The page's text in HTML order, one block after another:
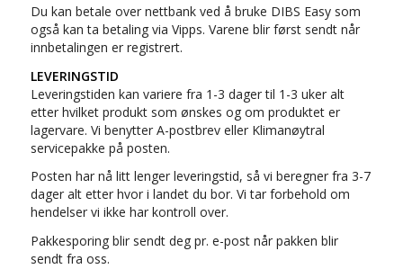
Du kan betale over nettbank ved å bruke DIBS Easy som
også kan ta betaling via Vipps. Varene blir først sendt når
innbetalingen er registrert.
LEVERINGSTID
Leveringstiden kan variere fra 1-3 dager til 1-3 uker alt
etter hvilket produkt som ønskes og om produktet er
lagervare. Vi benytter A-postbrev eller Klimanøytral
servicepakke på posten.
Posten har nå litt lenger leveringstid, så vi beregner fra 3-7
dager alt etter hvor i landet du bor. Vi tar forbehold om
hendelser vi ikke har kontroll over.
Pakkesporing blir sendt deg pr. e-post når pakken blir
sendt fra oss.